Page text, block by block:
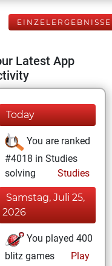
EINZELERGEBNISSE
Latest App
Today
You are ranked
#4018 in Studies
solving
Studies
Samstag, Juli 25,
2026
You played 400
blitz games
Play